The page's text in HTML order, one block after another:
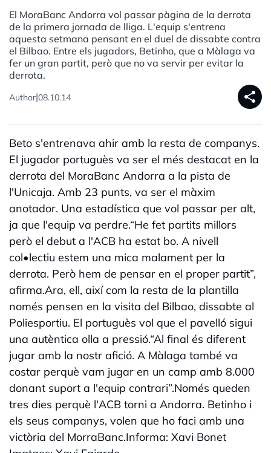
El MoraBanc Andorra vol passar pàgina de la derrota
de la primera jornada de lliga. L'equip s'entrena
aquesta setmana pensant en el duel de dissabte contra
el Bilbao. Entre els jugadors, Betinho, que a Màlaga va
fer un gran partit, però que no va servir per evitar la
derrota.
Author|08.10.14 share
Beto s'entrenava ahir amb la resta de companys.
El jugador portuguès va ser el més destacat en la
derrota del MoraBanc Andorra a la pista de
l'Unicaja. Amb 23 punts, va ser el màxim
anotador. Una estadística que vol passar per alt,
ja que l'equip va perdre.“He fet partits millors
però el debut a l'ACB ha estat bo. A nivell
col•lectiu estem una mica malament per la
derrota. Però hem de pensar en el proper partit”,
afirma.Ara, ell, així com la resta de la plantilla
només pensen en la visita del Bilbao, dissabte al
Poliesportiu. El portuguès vol que el pavelló sigui
una autèntica olla a pressió.“Al final és diferent
jugar amb la nostr afició. A Màlaga també va
costar perquè vam jugar en un camp amb 8.000
donant suport a l'equip contrari”.Només queden
tres dies perquè l'ACB torni a Andorra. Betinho i
els seus companys, volen que ho faci amb una
victòria del MorraBanc.Informa: Xavi Bonet